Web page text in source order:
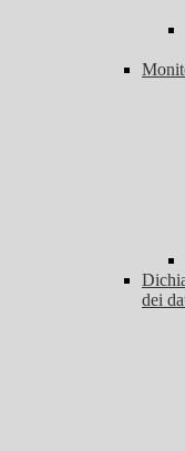
dei